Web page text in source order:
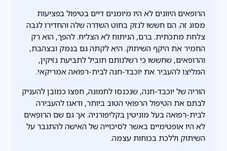
הרופאים היוונים לא היו מיומנים דיים בטיפול בפציעות
מסוג זה. הם חששו לנזק בחוט השדרה שלה והחדירו לגבה
צלחת מתכתית. ברם, הניתוח לא הצליח. להפך, הוא רק
החמיר את היקף השיתוק. היא לקתה גם בנמק ובצהבת,
והרופאים, שחששו כי רשלנותם תוביל לתביעת נזיקין,
המליצו להעביר את יוכבד-חנה לבית-רפואה אמריקאי.
הוריה של יוכבד-חנה, שנכנסו לתמונה, חפצו כמובן להעניק
לבתם את הטיפול הרפואי הטוב ביותר, ודאגו להעבירה
לבית-רפואה בעל מוניטין בקליפורניה. אך גם שם הרופאים
לא היו אופטימיים באשר לסיכוייה של האישה להתגבר על
השיתוק וללכת בכוחות עצמה.